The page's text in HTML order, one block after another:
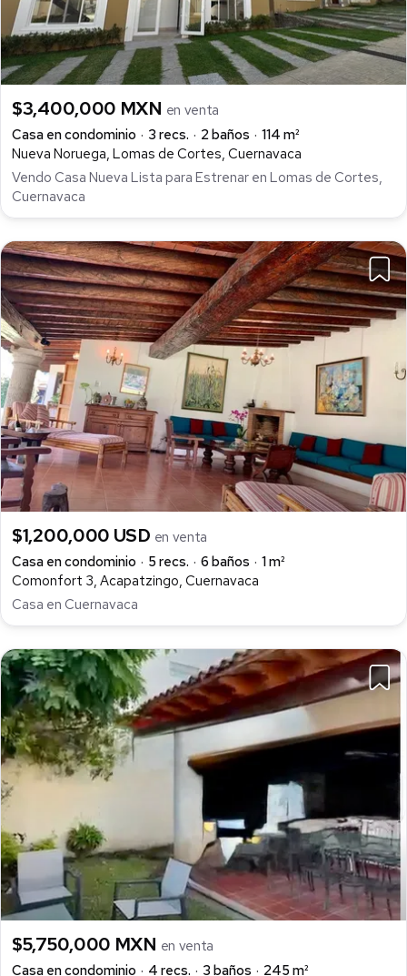
$3,400,000 MXN en venta
Casa en condominio
3 recs. 2 baños
114 m²
Nueva Noruega, Lomas de Cortes, Cuernavaca
Vendo Casa Nueva Lista para Estrenar en Lomas de Cortes,
Cuernavaca
$1,200,000 USD en venta
Casa en condominio
5 recs. 6 baños
1 m²
Comonfort 3, Acapatzingo, Cuernavaca
Casa en Cuernavaca
$5,750,000 MXN en venta
Casa en condominio
4 recs. 3 baños
245 m²